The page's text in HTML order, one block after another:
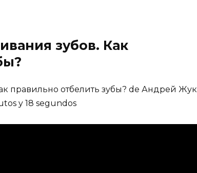
зубов. Как
правильно отбелить зубы? de Андрей Жук
y 18 segundos